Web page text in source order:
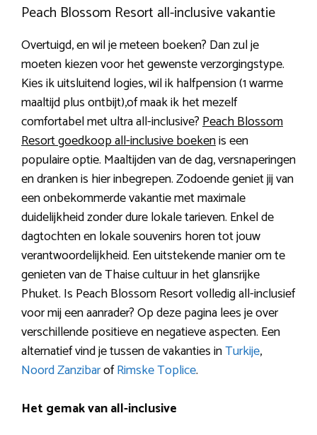
Peach Blossom Resort all-inclusive vakantie
Overtuigd, en wil je meteen boeken? Dan zul je
moeten kiezen voor het gewenste verzorgingstype.
Kies ik uitsluitend logies, wil ik halfpension (1 warme
maaltijd plus ontbijt),of maak ik het mezelf
comfortabel met ultra all-inclusive?Peach Blossom
Resort goedkoop all-inclusive boekenis een
populaire optie. Maaltijden van de dag, versnaperingen
en dranken is hier inbegrepen. Zodoende geniet jij van
een onbekommerde vakantie met maximale
duidelijkheid zonder dure lokale tarieven. Enkel de
dagtochten en lokale souvenirs horen tot jouw
verantwoordelijkheid. Een uitstekende manier om te
genieten van de Thaise cultuur in het glansrijke
Phuket. Is Peach Blossom Resort volledig all-inclusief
voor mij een aanrader? Op deze pagina lees je over
verschillende positieve en negatieve aspecten. Een
alternatief vind je tussen de vakanties inTurkije,
Noord ZanzibarofRimske Toplice.
Het gemak van all-inclusive